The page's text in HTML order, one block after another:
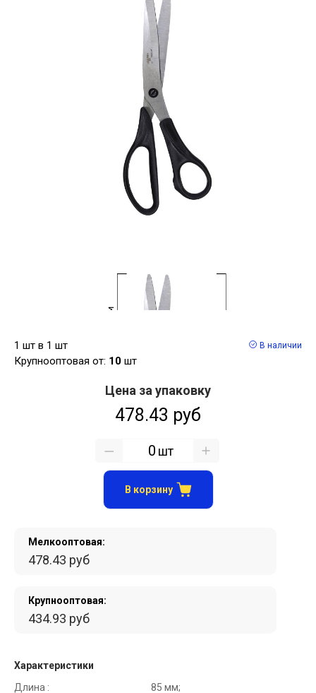
1 шт в 1 шт
Крупнооптовая от: 10 шт
В наличии
Мелкооптовая:
478.43 руб
Крупнооптовая:
434.93 руб
Характеристики
Длина :
85 мм;
Цена за упаковку
478.43 руб
шт
В корзину